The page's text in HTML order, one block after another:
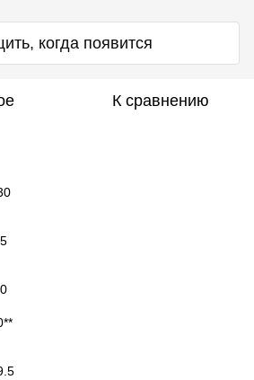
когда появится
К сравнению